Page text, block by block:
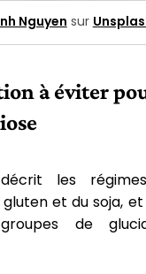
Nguyen sur
à éviter
les
gluten et du soja,
de